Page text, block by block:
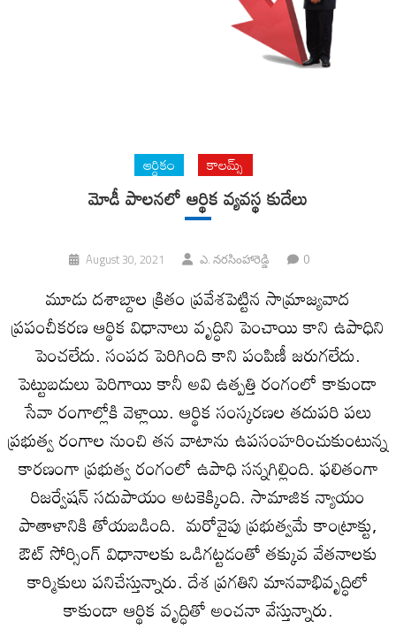
ఆర్ధికం కాలమ్స్
మోడీ పాలనలో ఆర్థిక వ్యవస్థ కుదేలు
August 30, 2021 ఎ. నరసింహారెడ్డి 0
మూడు దశాబ్దాల‌ క్రితం ప్రవేశపెట్టిన సామ్రాజ్యవాద
ప్రపంచీకరణ ఆర్థిక విధానాలు వృద్ధిని పెంచాయి కాని ఉపాధిని
పెంచలేదు. సంపద పెరిగింది కాని పంపిణీ జరుగలేదు.
పెట్టుబడులు పెరిగాయి కానీ అవి ఉత్పత్తి రంగంలో కాకుండా
సేవా రంగాల్లోకి వెళ్లాయి. ఆర్థిక సంస్కరణల తదుపరి పలు
ప్రభుత్వ రంగాల నుంచి తన వాటాను ఉపసంహరించుకుంటున్న
కారణంగా ప్రభుత్వ రంగంలో ఉపాధి సన్నగిల్లింది. ఫలితంగా
రిజర్వేషన్‌ సదుపాయం అట‌కెక్కింది. సామాజిక న్యాయం
పాతాళానికి తోయబడింది. మరోవైపు ప్రభుత్వమే కాంట్రాక్టు,
ఔట్‌ సోర్సింగ్‌ విధానాలకు ఒడిగట్టడంతో తక్కువ వేతనాలకు
కార్మికులు పనిచేస్తున్నారు. దేశ ప్రగతిని మానవాభివృద్ధిలో
కాకుండా ఆర్థిక వృద్ధితో అంచనా వేస్తున్నారు.